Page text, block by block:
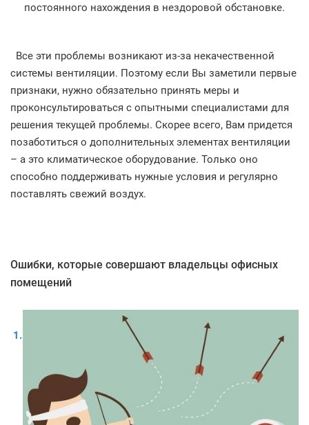
постоянного нахождения в нездоровой обстановке.
Все эти проблемы возникают из-за некачественной
системы вентиляции. Поэтому если Вы заметили первые
признаки, нужно обязательно принять меры и
проконсультироваться с опытными специалистами для
решения текущей проблемы. Скорее всего, Вам придется
позаботиться о дополнительных элементах вентиляции
– а это климатическое оборудование. Только оно
способно поддерживать нужные условия и регулярно
поставлять свежий воздух.
Ошибки, которые совершают владельцы офисных
помещений
1.